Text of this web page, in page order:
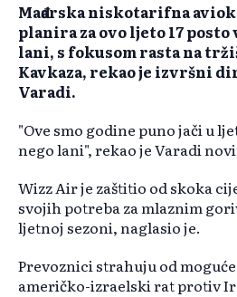
Mađarska niskotarifna
planira za ovo ljeto 17
lani, s fokusom rasta na
Kavkaza, rekao je izvršni
Varadi.
"Ove smo godine puno jači u
nego lani", rekao je Varadi
Wizz Air je zaštitio od skoka
svojih potreba za mlaznim
ljetnoj sezoni, naglasio je.
Prevoznici strahuju od
američko-izraelski rat protiv